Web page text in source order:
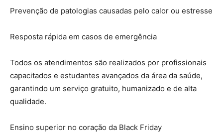
Prevenção de patologias causadas pelo calor ou estresse
Resposta rápida em casos de emergência
Todos os atendimentos são realizados por profissionais
capacitados e estudantes avançados da área da saúde,
garantindo um serviço gratuito, humanizado e de alta
qualidade.
Ensino superior no coração da Black Friday